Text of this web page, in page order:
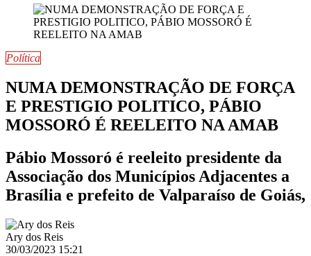
Política
NUMA DEMONSTRAÇÃO DE FORÇA
E PRESTIGIO POLITICO, PÁBIO
MOSSORÓ É REELEITO NA AMAB
Pábio Mossoró é reeleito presidente da
Associação dos Municípios Adjacentes a
Brasília e prefeito de Valparaíso de Goiás,
Ary dos Reis
30/03/2023 15:21